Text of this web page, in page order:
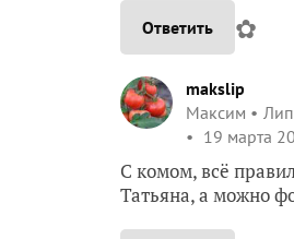
Ответить ✿
makslip
Максим
19 марта
С комом, всё
Татьяна, а можно